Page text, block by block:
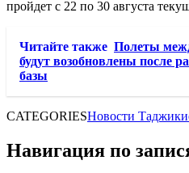
пройдет с 22 по 30 августа
Читайте также Полеты
будут возобновлены после
базы
CATEGORIESНовости
Навигация по